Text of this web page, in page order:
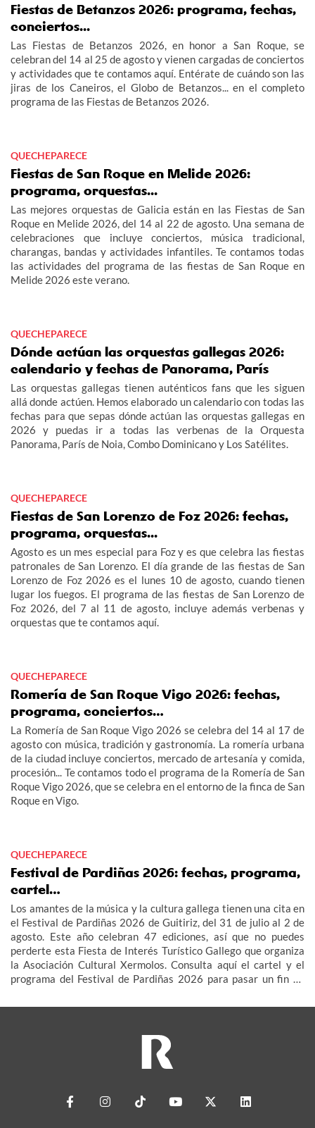
Fiestas de Betanzos 2026: programa, fechas,
conciertos...
Las Fiestas de Betanzos 2026, en honor a San Roque, se
celebran del 14 al 25 de agosto y vienen cargadas de conciertos
y actividades que te contamos aquí. Entérate de cuándo son las
jiras de los Caneiros, el Globo de Betanzos... en el completo
programa de las Fiestas de Betanzos 2026.
QUECHEPARECE
Fiestas de San Roque en Melide 2026:
programa, orquestas...
Las mejores orquestas de Galicia están en las Fiestas de San
Roque en Melide 2026, del 14 al 22 de agosto. Una semana de
celebraciones que incluye conciertos, música tradicional,
charangas, bandas y actividades infantiles. Te contamos todas
las actividades del programa de las fiestas de San Roque en
Melide 2026 este verano.
QUECHEPARECE
Dónde actúan las orquestas gallegas 2026:
calendario y fechas de Panorama, París
Las orquestas gallegas tienen auténticos fans que les siguen
allá donde actúen. Hemos elaborado un calendario con todas las
fechas para que sepas dónde actúan las orquestas gallegas en
2026 y puedas ir a todas las verbenas de la Orquesta
Panorama, París de Noia, Combo Dominicano y Los Satélites.
QUECHEPARECE
Fiestas de San Lorenzo de Foz 2026: fechas,
programa, orquestas...
Agosto es un mes especial para Foz y es que celebra las fiestas
patronales de San Lorenzo. El día grande de las fiestas de San
Lorenzo de Foz 2026 es el lunes 10 de agosto, cuando tienen
lugar los fuegos. El programa de las fiestas de San Lorenzo de
Foz 2026, del 7 al 11 de agosto, incluye además verbenas y
orquestas que te contamos aquí.
QUECHEPARECE
Romería de San Roque Vigo 2026: fechas,
programa, conciertos…
La Romería de San Roque Vigo 2026 se celebra del 14 al 17 de
agosto con música, tradición y gastronomía. La romería urbana
de la ciudad incluye conciertos, mercado de artesanía y comida,
procesión... Te contamos todo el programa de la Romería de San
Roque Vigo 2026, que se celebra en el entorno de la finca de San
Roque en Vigo.
QUECHEPARECE
Festival de Pardiñas 2026: fechas, programa,
cartel…
Los amantes de la música y la cultura gallega tienen una cita en
el Festival de Pardiñas 2026 de Guitiriz, del 31 de julio al 2 de
agosto. Este año celebran 47 ediciones, así que no puedes
perderte esta Fiesta de Interés Turístico Gallego que organiza
la Asociación Cultural Xermolos. Consulta aquí el cartel y el
programa del Festival de Pardiñas 2026 para pasar un fin de